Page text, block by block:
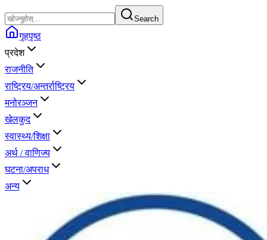
Search
गृहपृष्ठ
प्रदेश
राजनीति
राष्ट्रिय/अन्तर्राष्ट्रिय
मनोरञ्जन
खेलकुद
स्वास्थ्य/शिक्षा
अर्थ / वाणिज्य
घटना/अपराध
अन्य